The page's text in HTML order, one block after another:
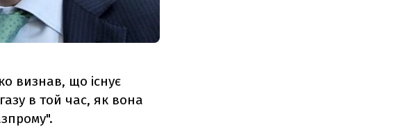
визнав, що існує
в той час, як вона